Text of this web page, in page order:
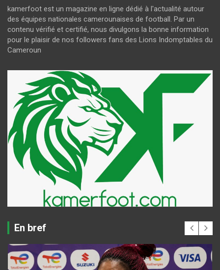
kamerfoot est un magazine en ligne dédié à l'actualité autour
des équipes nationales camerounaises de football. Par un
contenu vérifié et certifié, nous divulgons la bonne information
pour le plaisir de nos followers fans des Lions Indomptables du
Cameroun
En bref